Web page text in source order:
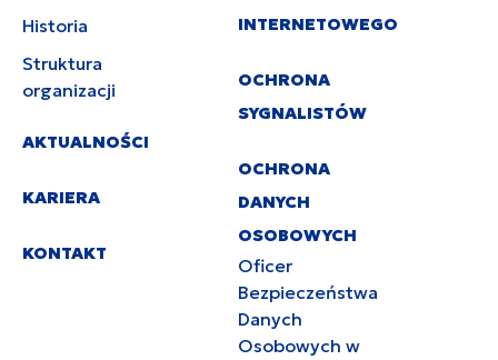
Historia
Struktura
organizacji
AKTUALNOŚCI
KARIERA
KONTAKT
INTERNETOWEGO
OCHRONA
SYGNALISTÓW
OCHRONA
DANYCH
OSOBOWYCH
Oficer
Bezpieczeństwa
Danych
Osobowych w